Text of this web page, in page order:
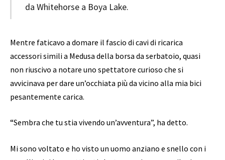
da Whitehorse a Boya Lake.
Mentre faticavo a domare il fascio di cavi di ricarica
accessori simili a Medusa della borsa da serbatoio, quasi
non riuscivo a notare uno spettatore curioso che si
avvicinava per dare un’occhiata più da vicino alla mia bici
pesantemente carica.
“Sembra che tu stia vivendo un’avventura”, ha detto.
Mi sono voltato e ho visto un uomo anziano e snello con i